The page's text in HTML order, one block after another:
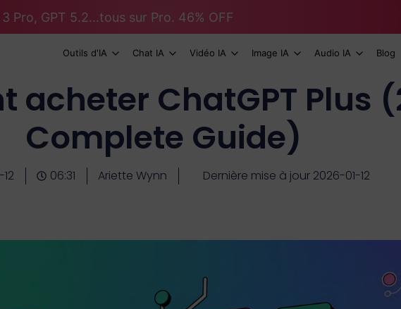
Pro, GPT 5.2...tous sur Pro. 46% OFF
Outils d'IA Chat IA Vidéo IA Image IA Audio IA Blog
acheter ChatGPT Plus
Complete Guide)
06:31 Ariette Wynn Dernière mise à jour 2026-01-12